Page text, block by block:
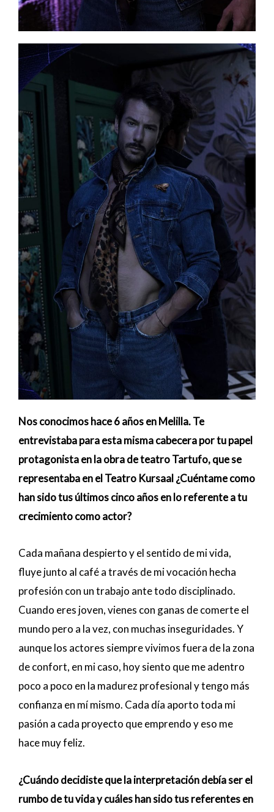
Nos conocimos hace 6 años en Melilla. Te
entrevistaba para esta misma cabecera por tu papel
protagonista en la obra de teatro Tartufo, que se
representaba en el Teatro Kursaal ¿Cuéntame como
han sido tus últimos cinco años en lo referente a tu
crecimiento como actor?
Cada mañana despierto y el sentido de mi vida,
fluye junto al café a través de mi vocación hecha
profesión con un trabajo ante todo disciplinado.
Cuando eres joven, vienes con ganas de comerte el
mundo pero a la vez, con muchas inseguridades. Y
aunque los actores siempre vivimos fuera de la zona
de confort, en mi caso, hoy siento que me adentro
poco a poco en la madurez profesional y tengo más
confianza en mí mismo. Cada día aporto toda mi
pasión a cada proyecto que emprendo y eso me
hace muy feliz.
¿Cuándo decidiste que la interpretación debía ser el
rumbo de tu vida y cuáles han sido tus referentes en